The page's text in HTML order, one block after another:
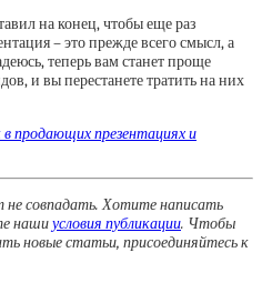
на конец, чтобы еще раз
– это прежде всего смысл, а
теперь вам станет проще
и вы перестанете тратить на них
продающих презентациях и
совпадать. Хотите написать
нашиусловия публикации. Чтобы
новые статьи, присоединяйтесь к